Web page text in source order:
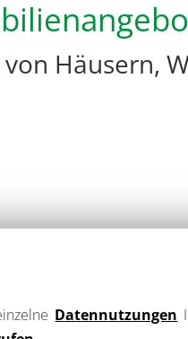
Häusern,
begleiten Sie gerne
nur im Raum 84036
Datennutzungen